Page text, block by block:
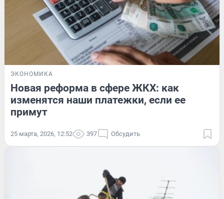
ЭКОНОМИКА
Новая реформа в сфере ЖКХ: как
изменятся наши платежки, если ее
примут
25 марта, 2026, 12:52 397 Обсудить